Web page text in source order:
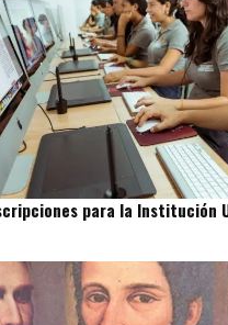
para la Institución